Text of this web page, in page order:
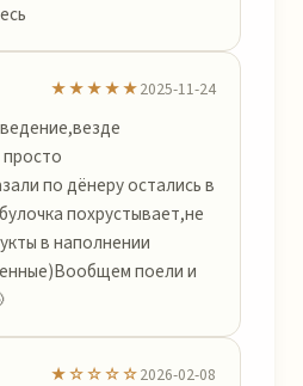
★★★★★2025-11-24
по дёнеру остались в
похрустывает,не
в наполнении
поели и
★☆☆☆☆2026-02-08